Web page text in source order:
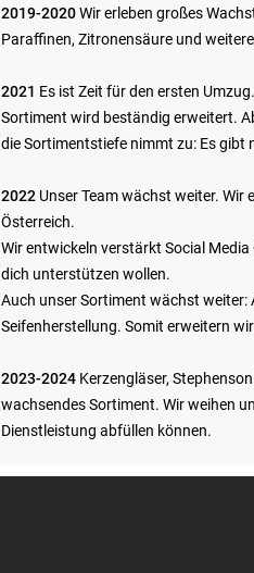
2019-2020Wir erleben großes
Paraffinen, Zitronensäure und
2021 Es ist Zeit für den ersten
Sortiment wird beständig erweitert.
die Sortimentstiefe nimmt zu: Es
2022 Unser Team wächst weiter.
Österreich.
Wir entwickeln verstärkt Social
dich unterstützen wollen.
Auch unser Sortiment wächst
Seifenherstellung. Somit erweitern
2023-2024 Kerzengläser,
wachsendes Sortiment. Wir weihen
Dienstleistung abfüllen können.